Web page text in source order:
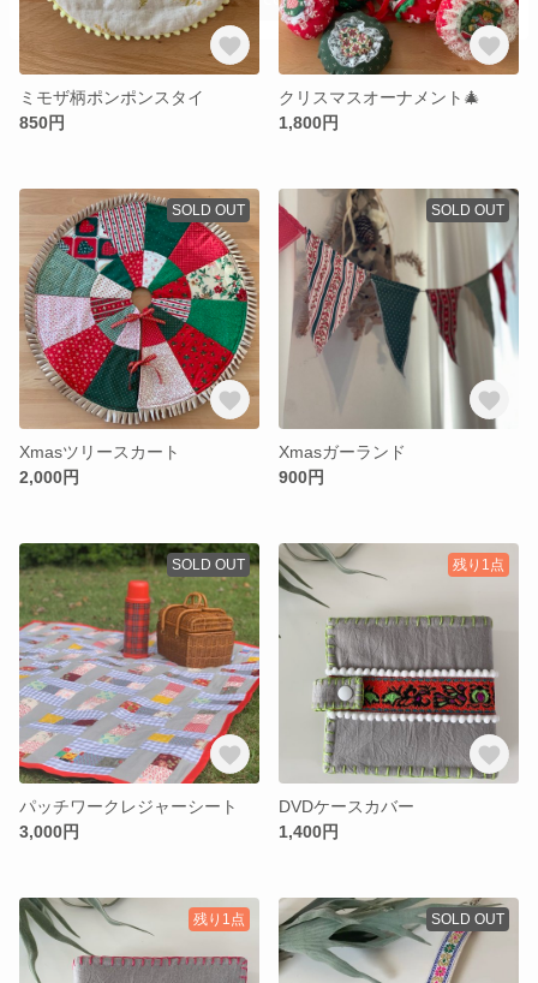
ミモザ柄ポンポンスタイ
850円
クリスマスオーナメント🎄
1,800円
SOLD OUT
Xmasツリースカート
2,000円
SOLD OUT
Xmasガーランド
900円
SOLD OUT
パッチワークレジャーシート
3,000円
残り1点
DVDケースカバー
1,400円
残り1点 SOLD OUT